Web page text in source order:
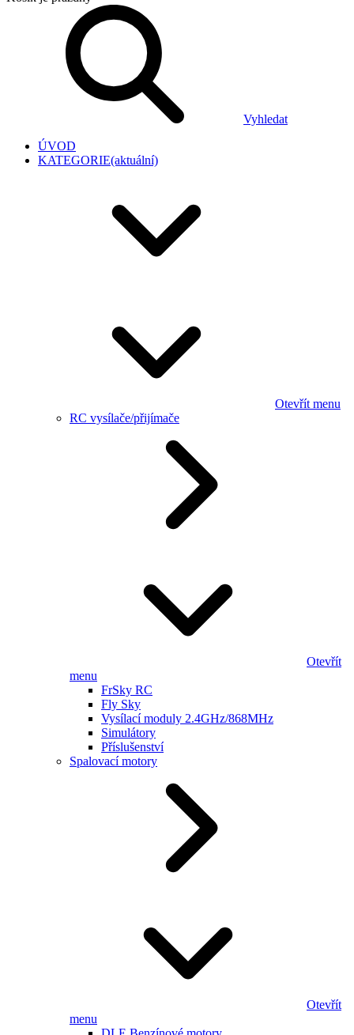
Vyhledat
ÚVOD
KATEGORIE(aktuální)
Otevřít menu
RC vysílače/přijímače
Otevřít
menu
FrSky RC
Fly Sky
Vysílací moduly 2.4GHz/868MHz
Simulátory
Příslušenství
Spalovací motory
Otevřít
menu